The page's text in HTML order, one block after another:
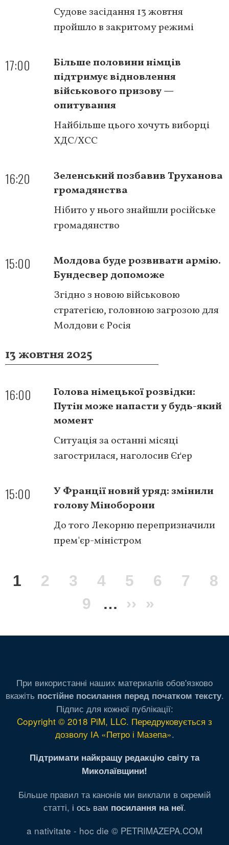
Судове засідання 13 жовтня
пройшло в закритому режимі
17:00
Більше половини німців
підтримує відновлення
військового призову —
опитування
Найбільше цього хочуть виборці
ХДС/ХСС
16:20
Зеленський позбавив Труханова
громадянства
Нібито у нього знайшли російське
громадянство
15:00
Молдова буде розвивати армію.
Бундесвер допоможе
Згідно з новою військовою
стратегією, головною загрозою для
Молдови є Росія
13 жовтня 2025
16:00
Голова німецької розвідки:
Путін може напасти у будь-який
момент
Ситуація за останні місяці
загострилася, наголосив Єґер
15:00
У Франції новий уряд: змінили
голову Міноборони
До того Лекорню перепризначили
прем'єр-міністром
наПоточна
1 Сторінка
2 Сторінка
3 Сторінка
4 Сторінка
5 Сторінка
6 7
8
Сторінка
9 …
Наступна
››
Остання
»
При використанні наших материалів обов'язково
вкажіть постійне посилання перед початком тексту.
Підпис для кожної публікації:
Copyright © 2018 PiM, LLC. Передруковується з
дозволу ІА «Петро і Мазепа».
Підтримати найкращу редакцію світу та
Миколаївщини!
Більше правил та канонів ми виклали в окремій
статті, і ось вам посилання на неї.
a nativitate - hoc die © PETRIMAZEPA.COM